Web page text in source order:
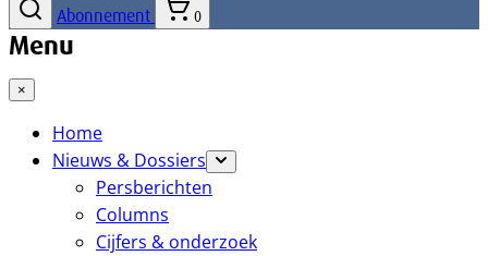
Abonnement 0
Menu
×
Home
Nieuws & Dossiers
Persberichten
Columns
Cijfers & onderzoek